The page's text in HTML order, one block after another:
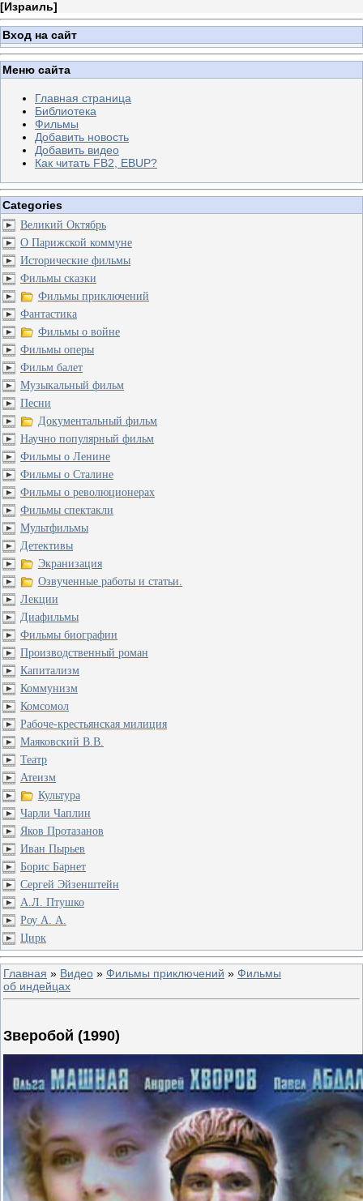
[Израиль]
Вход на сайт
Меню сайта
Главная страница
Библиотека
Фильмы
Добавить новость
Добавить видео
Как читать FB2, EBUP?
Categories
Великий Октябрь
О Парижской коммуне
Исторические фильмы
Фильмы сказки
Фильмы приключений
Фантастика
Фильмы о войне
Фильмы оперы
Фильм балет
Музыкальный фильм
Песни
Документальный фильм
Научно популярный фильм
Фильмы о Ленине
Фильмы о Сталине
Фильмы о революционерах
Фильмы спектакли
Мультфильмы
Детективы
Экранизация
Озвученные работы и статьи.
Лекции
Диафильмы
Фильмы биографии
Производственный роман
Капитализм
Коммунизм
Комсомол
Рабоче-крестьянская милиция
Маяковский В.В.
Театр
Атеизм
Культура
Чарли Чаплин
Яков Протазанов
Иван Пырьев
Борис Барнет
Сергей Эйзенштейн
А.Л. Птушко
Роу А. А.
Цирк
Главная » Видео » Фильмы приключений » Фильмы
об индейцах
Зверобой (1990)